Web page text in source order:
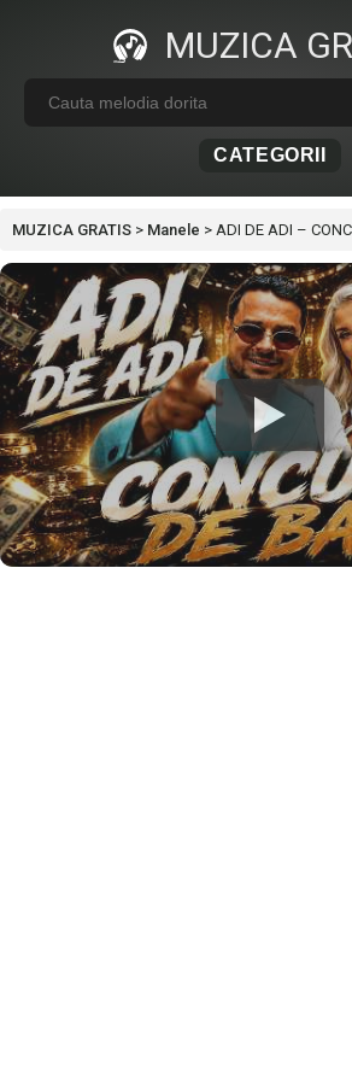
MUZICA
CATEGORII
MUZICA GRATIS > Manele > ADI DE ADI –